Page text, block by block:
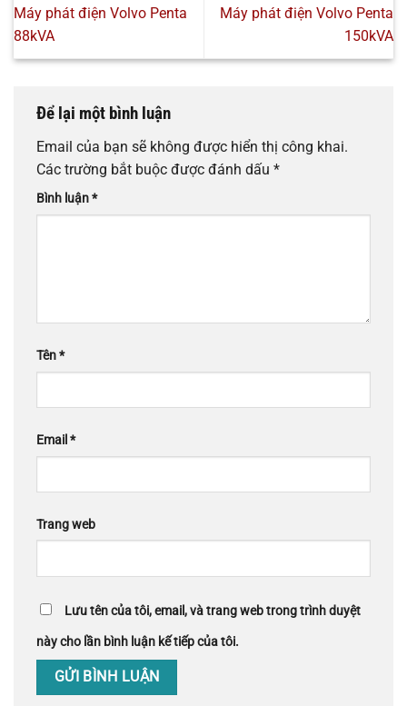
Máy phát điện Volvo Penta
88kVA
Máy phát điện Volvo Penta
150kVA
Để lại một bình luận
Email của bạn sẽ không được hiển thị công khai.
Các trường bắt buộc được đánh dấu *
Bình luận*
Tên*
Email *
Trang web
Lưu tên của tôi, email, và trang web trong trình duyệt
này cho lần bình luận kế tiếp của tôi.